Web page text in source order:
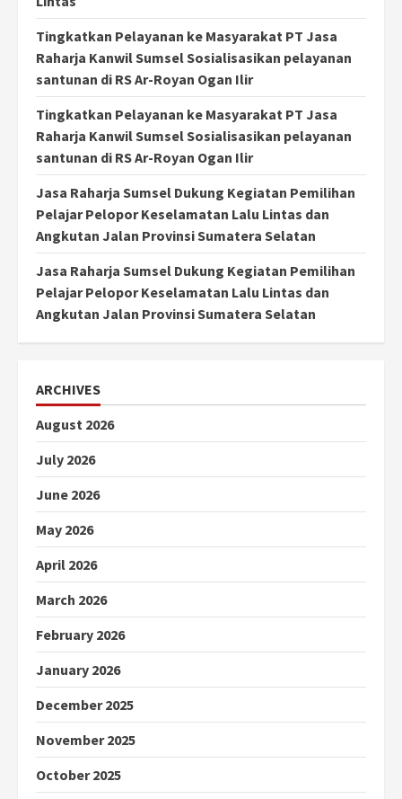
Tingkatkan Pelayanan ke Masyarakat PT Jasa
Raharja Kanwil Sumsel Sosialisasikan pelayanan
santunan di RS Ar-Royan Ogan Ilir
Tingkatkan Pelayanan ke Masyarakat PT Jasa
Raharja Kanwil Sumsel Sosialisasikan pelayanan
santunan di RS Ar-Royan Ogan Ilir
Jasa Raharja Sumsel Dukung Kegiatan Pemilihan
Pelajar Pelopor Keselamatan Lalu Lintas dan
Angkutan Jalan Provinsi Sumatera Selatan
Jasa Raharja Sumsel Dukung Kegiatan Pemilihan
Pelajar Pelopor Keselamatan Lalu Lintas dan
Angkutan Jalan Provinsi Sumatera Selatan
ARCHIVES
August 2026
July 2026
June 2026
May 2026
April 2026
March 2026
February 2026
January 2026
December 2025
November 2025
October 2025